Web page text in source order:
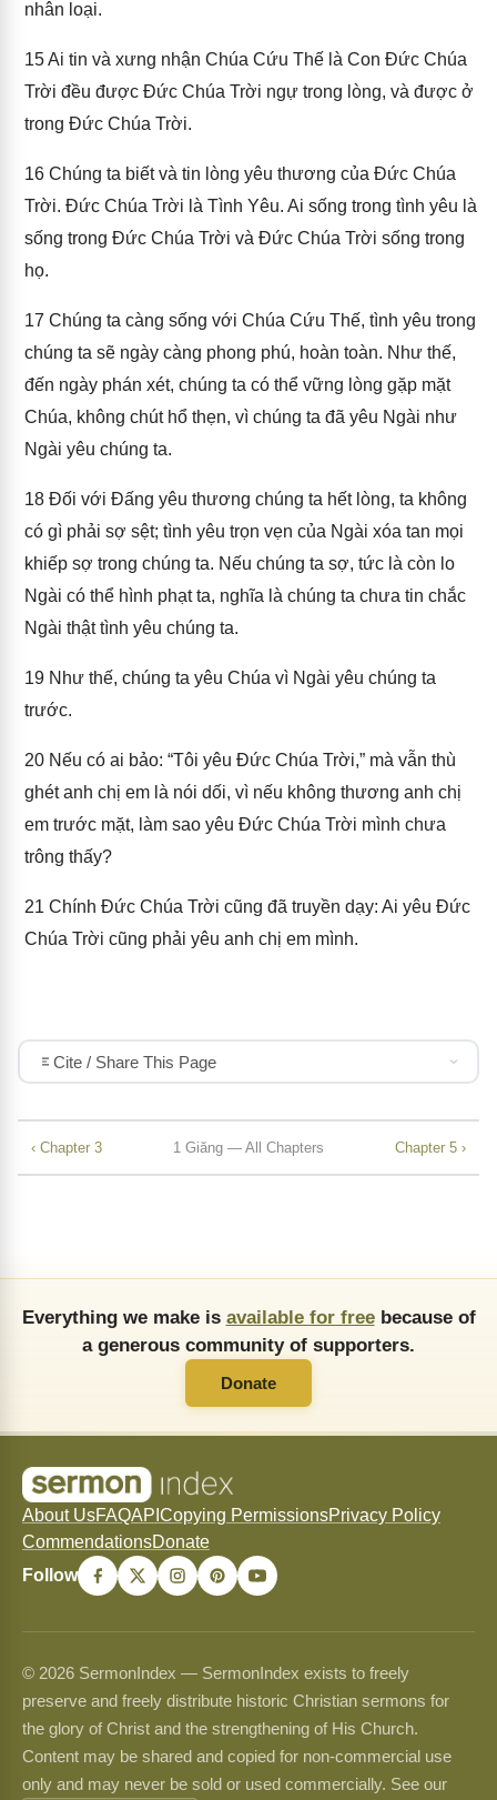
nhân loại.
15Ai tin và xưng nhận Chúa Cứu Thế là Con Đức Chúa
Trời đều được Đức Chúa Trời ngự trong lòng, và được ở
trong Đức Chúa Trời.
16 Chúng ta biết và tin lòng yêu thương của Đức Chúa
Trời. Đức Chúa Trời là Tình Yêu. Ai sống trong tình yêu là
sống trong Đức Chúa Trời và Đức Chúa Trời sống trong
họ.
17 Chúng ta càng sống với Chúa Cứu Thế, tình yêu trong
chúng ta sẽ ngày càng phong phú, hoàn toàn. Như thế,
đến ngày phán xét, chúng ta có thể vững lòng gặp mặt
Chúa, không chút hổ thẹn, vì chúng ta đã yêu Ngài như
Ngài yêu chúng ta.
18 Đối với Đấng yêu thương chúng ta hết lòng, ta không
có gì phải sợ sệt; tình yêu trọn vẹn của Ngài xóa tan mọi
khiếp sợ trong chúng ta. Nếu chúng ta sợ, tức là còn lo
Ngài có thể hình phạt ta, nghĩa là chúng ta chưa tin chắc
Ngài thật tình yêu chúng ta.
19 Như thế, chúng ta yêu Chúa vì Ngài yêu chúng ta
trước.
20 Nếu có ai bảo: “Tôi yêu Đức Chúa Trời,” mà vẫn thù
ghét anh chị em là nói dối, vì nếu không thương anh chị
em trước mặt, làm sao yêu Đức Chúa Trời mình chưa
trông thấy?
21 Chính Đức Chúa Trời cũng đã truyền dạy: Ai yêu Đức
Chúa Trời cũng phải yêu anh chị em mình.
Cite / Share This Page
‹ Chapter 3 1 Giăng — All Chapters Chapter 5 ›
Everything we make is available for freebecause of
a generous community of supporters.
Donate
About UsFAQAPI Copying PermissionsPrivacy Policy
CommendationsDonate
Follow
© 2026 SermonIndex — SermonIndex exists to freely
preserve and freely distribute historic Christian sermons for
the glory of Christ and the strengthening of His Church.
Content may be shared and copied for non-commercial use
only and may never be sold or used commercially. See our